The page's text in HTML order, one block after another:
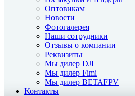
Оптовикам
Новости
Фотогалерея
Наши сотрудники
Отзывы о компании
Реквизиты
Мы дилер DJI
Мы дилер Fimi
Мы дилер BETAFPV
Контакты